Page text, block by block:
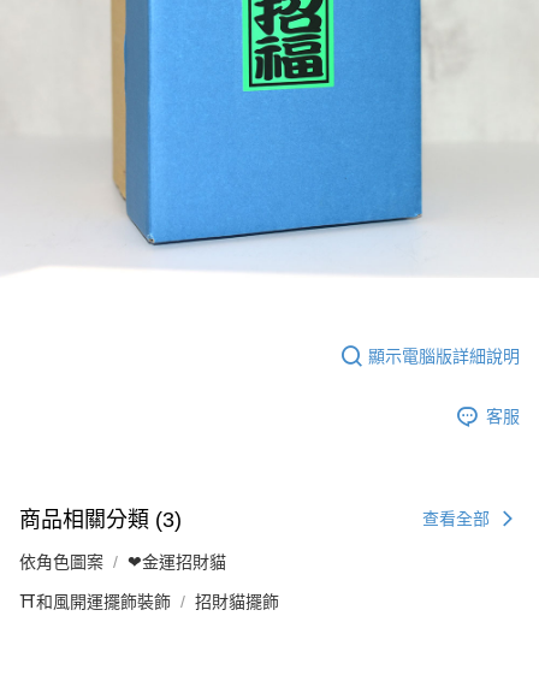
顯示電腦版詳細說明
客服
商品相關分類 (3) 查看全部
依角色圖案 ❤金運招財貓
⛩️和風開運擺飾裝飾 招財貓擺飾